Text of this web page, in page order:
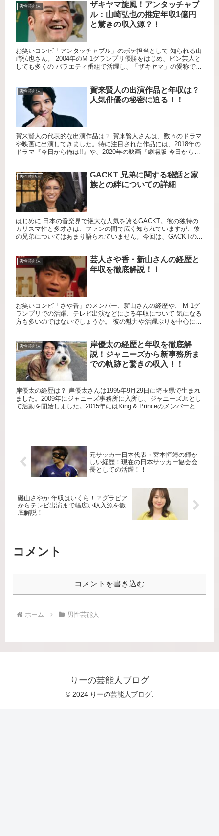
男性芸能人
ザキヤマ旋風！アンタッチャブ
ル：山崎弘也の推定年収1億円
と驚きの収入源？！
お笑いコンビ「アンタッチャブル」のボケ担当として 知られる山
崎弘也さん。 2004年のM-1グランプリ優勝をはじめ、ピン芸人と
しても多くの バラエティ番組で活躍し、「ザキヤマ」の愛称で親
男性芸能人
賀来賢人の出演作品と年収は？
人気俳優の秘密に迫る！！
賀来賢人の代表的な出演作品は？ 賀来賢人さんは、数々のドラマ
や映画に出演してきました。特に注目された作品には、2018年の
ドラマ『今日から俺は!!』や、2020年の映画『劇場版 今日から俺
男性芸能人
GACKT 兄弟に関する秘話と家
族との絆についての詳細
はじめに 日本の音楽界で絶大な人気を誇るGACKT。彼の独特の
カリスマ性と多才さは、ファンの間で広く知られていますが、彼
の兄弟についてはあまり語られていません。今回は、GACKTの兄
男性芸能人
芸人さや香・新山さんの経歴と
年収を徹底解説！！
お笑いコンビ「さや香」のメンバー、新山さんの経歴や、 M-1グ
ランプリでの活躍、テレビ出演などによる年収について 気になる
方も多いのではないでしょうか。 彼の魅力や活躍ぶりを中心に、
男性芸能人
岸優太の経歴と年収を徹底解
説！ジャニーズから新事務所ま
での軌跡と驚きの収入！！
岸優太の経歴は？ 岸優太さんは1995年9月29日に埼玉県で生まれ
ました。2009年にジャニーズ事務所に入所し、ジャニーズJr.とし
て活動を開始しました。2015年にはKing & Princeのメンバーとし
元サッカー日本代表・宮本恒靖の輝か
しい経歴！現在の日本サッカー協会会
長としての活躍！！
磯山さやか 年収はいくら！？グラビア
からテレビ出演まで幅広い収入源を徹
底解説！
コメント
コメントを書き込む
ホーム 男性芸能人
りーの芸能人ブログ
© 2024 りーの芸能人ブログ.